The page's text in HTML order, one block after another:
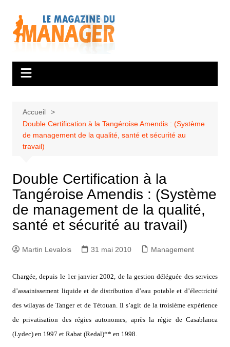
contenu
Accueil
Double Certification à la Tangéroise Amendis : (Système
de management de la qualité, santé et sécurité au
travail)
Double Certification à la
Tangéroise Amendis : (Système
de management de la qualité,
santé et sécurité au travail)
Martin Levalois 31 mai 2010 Management
Chargée, depuis le 1er janvier 2002, de la gestion déléguée des services
d’assainissement liquide et de distribution d’eau potable et d’électricité
des wilayas de Tanger et de Tétouan. Il s’agit de la troisième expérience
de privatisation des régies autonomes, après la régie de Casablanca
(Lydec) en 1997 et Rabat (Redal)** en 1998.